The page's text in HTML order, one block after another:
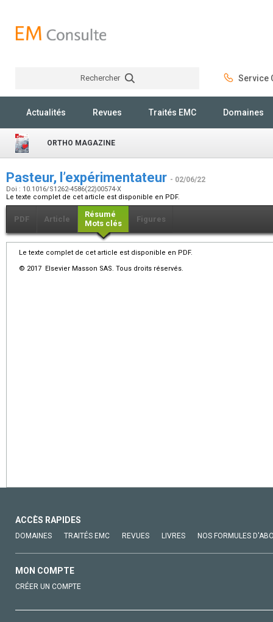
Rechercher Service
Actualités Revues Traités EMC Domaines
ORTHO MAGAZINE
Pasteur, l’expérimentateur - 02/06/22
Doi : 10.1016/S1262-4586(22)00574-X
Le texte complet de cet article est disponible en PDF.
PDF Article
Résumé
Mots clés
Figures
Le texte complet de cet article est disponible en PDF.
© 2017 Elsevier Masson SAS. Tous droits réservés.
ACCÈS RAPIDES
DOMAINES TRAITÉS EMC REVUES LIVRES NOS FORMULES
MON COMPTE
CRÉER UN COMPTE